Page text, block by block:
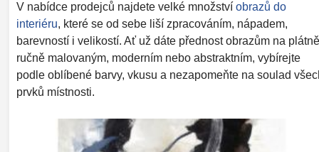
V nabídce prodejců najdete velké množství obrazů do
interiéru, které se od sebe liší zpracováním, nápadem,
barevností i velikostí. Ať už dáte přednost obrazům na
ručně malovaným, moderním nebo abstraktním, vybírejte
podle oblíbené barvy, vkusu a nezapomeňte na soulad
prvků místnosti.